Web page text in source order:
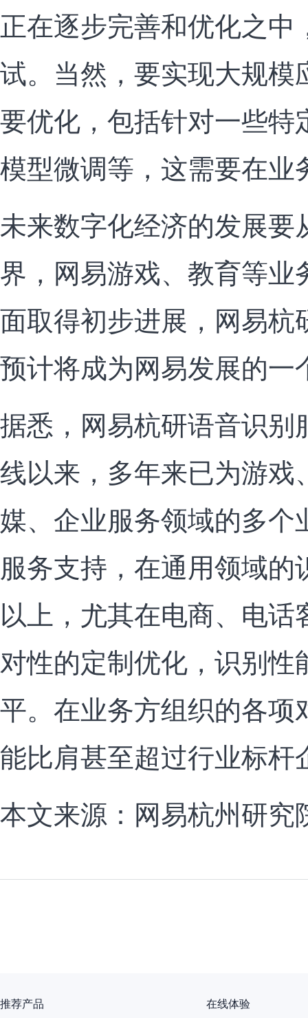
正在逐步完善和优化之
试。当然，要实现大规模
要优化，包括针对一些特
模型微调等，这需要在业
未来数字化经济的发展要
界，网易游戏、教育等
面取得初步进展，网易杭
预计将成为网易发展的一
据悉，网易杭研语音识
线以来，多年来已为游戏
媒、企业服务领域的多
服务支持，在通用领域
以上，尤其在电商、电
对性的定制优化，识别性
平。在业务方组织的各项
能比肩甚至超过行业标杆
本文来源：网易杭州研
推荐产品 在线体验